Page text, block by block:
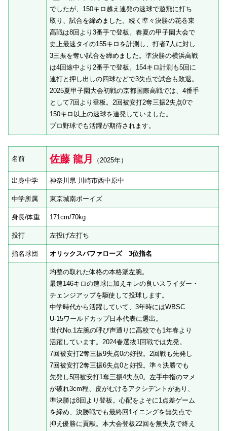
でしたが、150キロ越え連発の速球で遊飛に打ち
取り、試合を締めました。続く準々決勝の花巻東
高戦は8回より3番手で登板。春夏の甲子園大会で
史上最速タイの155キロを計測し、打者7人に対し
3三振を奪い試合を締めました。準決勝の横浜高戦
は4回途中より2番手で登板。154キロ計測も5回に
連打と押し出しの四球などで3失点で試合も敗退。
2025夏甲子園大会初戦の京都国際高戦では、4番手
として7回より登板。2回被安打2奪三振2失点0で
150キロ以上の速球を連発していました。
プロ野球でも活躍が期待されます。
名前 佐藤 龍月 （2025年）
出身中学 神奈川県 川崎市西中原中
中学所属 東京城南ボーイズ
身長/体重 171cm/70kg
投打 左投げ左打ち
指名球団 オリックスバファローズ 3位指名
均整の取れた体格の本格派左腕。
最速146キロの速球に加えキレの良いスライダー・
チェンジアップを駆使して投球します。
中学時代から活躍していて、3年時にはWBSC
U-15ワールドカップ日本代表に選出。
世代No.1左腕の呼び声通りに高校でも1年春より
活躍しています。2024春選抜1回戦では先発。
7回被安打2奪三振9失点0の好投。2回戦も先発し
7回被安打2奪三振6失点0と好投。準々決勝でも
先発し5回被安打1奪三振4失点0。左手中指のマメ
が破れ3cm程、皮がむけるアクシデントがあり、
準決勝は8回より登板。心配をよそに1点差ゲーム
を締め、決勝戦でも最終回1イニングを無失点で
抑え優勝に貢献。本大会登板22回を無失点で終え